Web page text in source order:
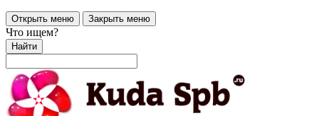
Открыть меню Закрыть меню
Что ищем?
Найти